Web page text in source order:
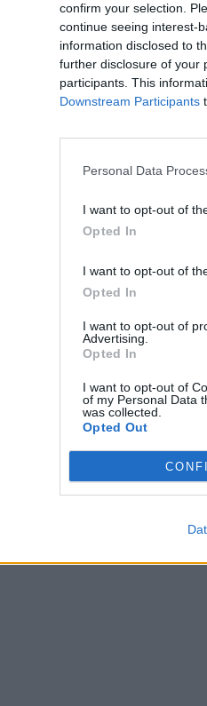
confirm your selection.
continue seeing interest-
information disclosed to
further disclosure of your
participants. This
Downstream Participants
Personal Data
I want to opt-out of
Opted In
I want to opt-out of
Opted In
I want to opt-out of
Advertising.
Opted In
I want to opt-out of
of my Personal Data
was collected.
Opted Out